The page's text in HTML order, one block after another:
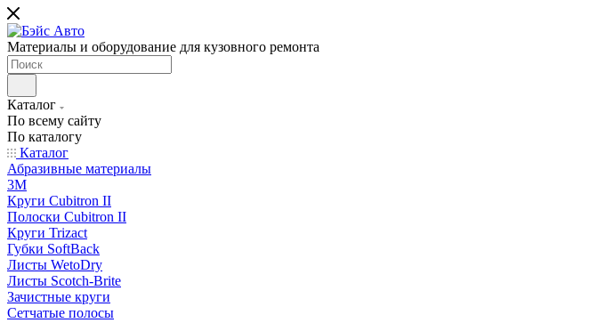
Материалы и оборудование для кузовного ремонта
Каталог
По всему сайту
По каталогу
Каталог
Абразивные материалы
3M
Круги Cubitron II
Полоски Cubitron II
Круги Trizact
Губки SoftBack
Листы WetoDry
Листы Scotch-Brite
Зачистные круги
Сетчатые полосы